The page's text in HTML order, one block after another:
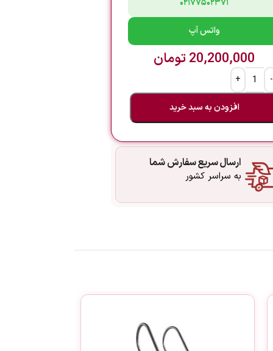
۰۲۱۷۷۵۰۲۳۷۱
واتس آپ
20,200,000تومان
افزودن به سبد خرید
ارسال سریع سفارش شما
به سراسر کشور